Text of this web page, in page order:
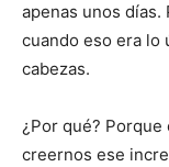
apenas unos
cuando eso era lo
cabezas.
¿Por qué? Porque
creernos ese